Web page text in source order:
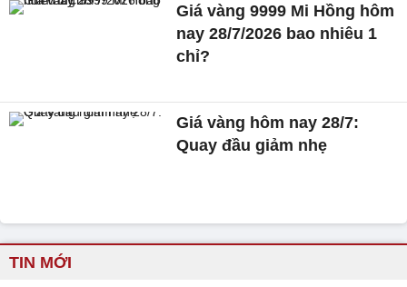
Giá vàng 9999 Mi Hồng hôm
nay 28/7/2026 bao nhiêu 1
chỉ?
Giá vàng hôm nay 28/7:
Quay đầu giảm nhẹ
TIN MỚI